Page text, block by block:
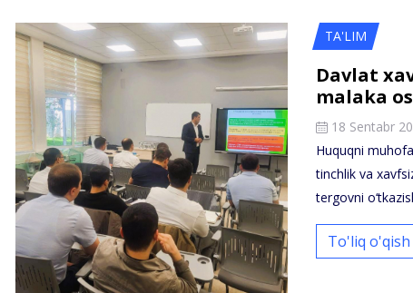
TA'LIM
Davlat
malaka
18 Sentabr
Huquqni
tinchlik va
tergovni
To'liq o'qish